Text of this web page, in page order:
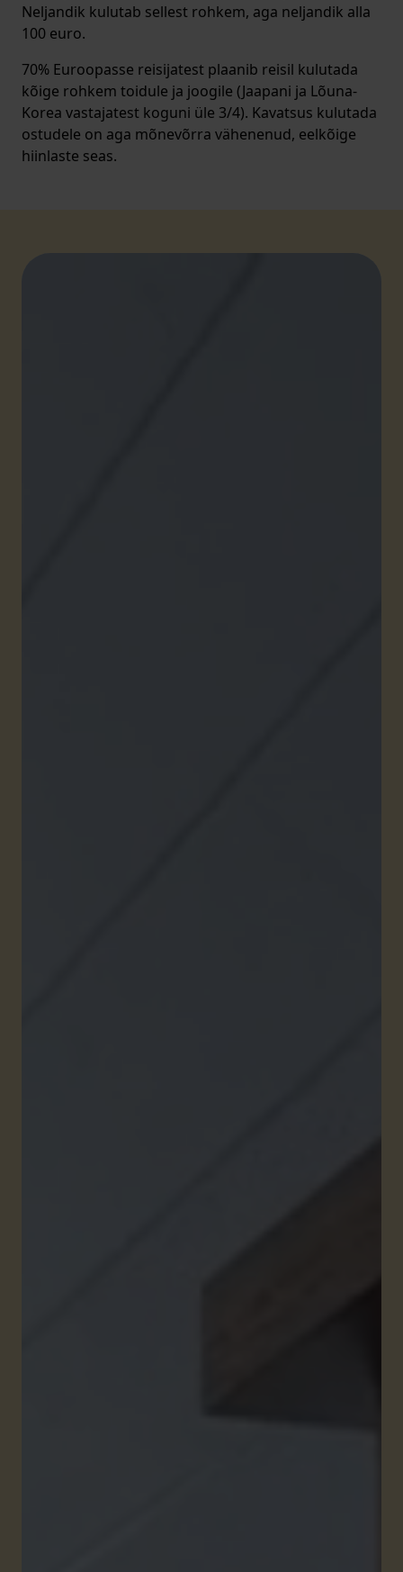
Neljandik kulutab sellest rohkem, aga neljandik alla
100 euro.
70% Euroopasse reisijatest plaanib reisil kulutada
kõige rohkem toidule ja joogile (Jaapani ja Lõuna-
Korea vastajatest koguni üle 3/4). Kavatsus kulutada
ostudele on aga mõnevõrra vähenenud, eelkõige
hiinlaste seas.